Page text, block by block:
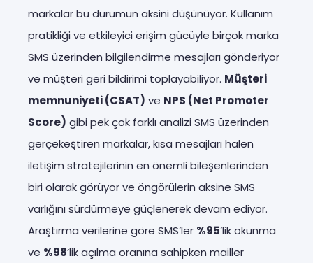
markalar bu durumun aksini düşünüyor. Kullanım
pratikliği ve etkileyici erişim gücüyle birçok marka
SMS üzerinden bilgilendirme mesajları gönderiyor
ve müşteri geri bildirimi toplayabiliyor. Müşteri
memnuniyeti (CSAT) ve NPS (Net Promoter
Score) gibi pek çok farklı analizi SMS üzerinden
gerçekeştiren markalar, kısa mesajları halen
iletişim stratejilerinin en önemli bileşenlerinden
biri olarak görüyor ve öngörülerin aksine SMS
varlığını sürdürmeye güçlenerek devam ediyor.
Araştırma verilerine göre SMS’ler %95’lik okunma
ve %98’lik açılma oranına sahipken mailler